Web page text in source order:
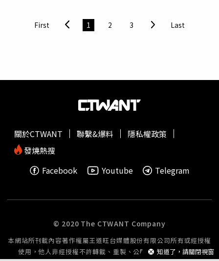
明二人目前的法律關係，無意為其開脫。對於後續毛孩子們
安全的承諾會堅持維護，謝謝。」牙醫診所的聲明全文如
珍愛寵物柯基犬，就此事件本人配偶之行為亦深感憤怒，絕
歉，本人將督促詹先生面對法律責任。三、本人在網路上看
到影片時才知道此事，事件發生時本人並不在場，得悉此事
料其安全之寵物旅館。本人將擔保愛犬後續的安全與負責照
顧，在通報動保專線後，目前進度是動保處已經派員至寵物
亦已帶離原家中，有找到地方安置，請社會大眾不用擔心。
有更好的抵抗力，如今卻爆疑似
虐狗，讓愛狗形象崩壞。對
此，台北市動保處新聞稿指出，動保處於12日凌晨接獲民眾
犬緊急送往特約動物醫院安置。柯基犬已遭安置。（圖／翻
保處即接獲民眾通報，發現社群網站上發布有疑似虐待犬隻
的影像，畫面中飼主不僅以激烈言語喝斥，並做出拋擲衛生
而畏縮至角落發抖。經動保處查證行為人確定為本市中山區
的連鎖飲料店加盟店主，並為柯基犬的飼主。在事件發生
保犬隻安全及確認是否受傷，12日已迅速至寵物旅館，依法
鍰。動保處對虐待動物行為秉持零容忍的態度，以確保動物
安全。動保處也呼籲，動物保護法對虐待、傷害動物之行為
已有明確規範。市民若發現任何疑似違法虐待動物情事，請
立即撥打1999市民專線或1959動物保護專線通報，動保處
First 1 2 3 Last
知道了，請關閉視窗
關於CTWANT 聯繫&爆料
隱私權政策
發燒熱搜
Facebook
Youtube Telegram
© 2020 The CTWANT Company
本網站所刊載內容著作權屬王道旺台媒體股份有限公司所有或經授權
使用，他人非經授權不許轉載、重製、公開播送或公開傳輸。